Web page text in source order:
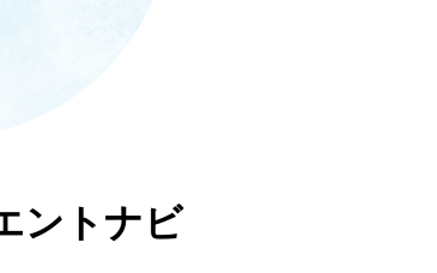
ントナビ